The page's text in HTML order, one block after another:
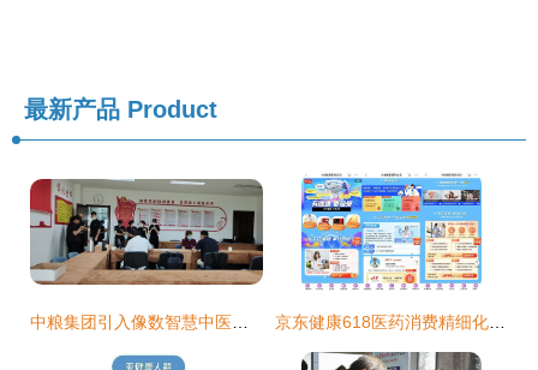
最新产品 Product